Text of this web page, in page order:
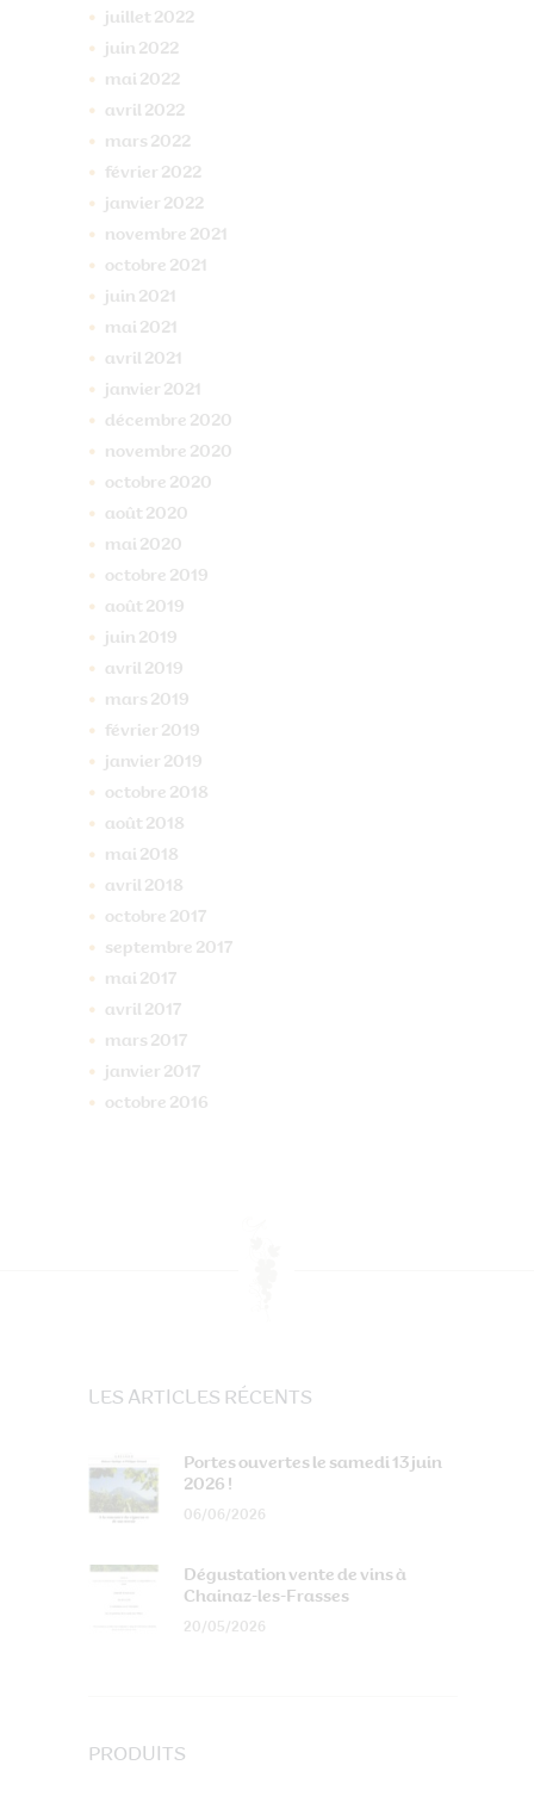
juillet 2022
juin 2022
mai 2022
avril 2022
mars 2022
février 2022
janvier 2022
novembre 2021
octobre 2021
juin 2021
mai 2021
avril 2021
janvier 2021
décembre 2020
novembre 2020
octobre 2020
août 2020
mai 2020
octobre 2019
août 2019
juin 2019
avril 2019
mars 2019
février 2019
janvier 2019
octobre 2018
août 2018
mai 2018
avril 2018
octobre 2017
septembre 2017
mai 2017
avril 2017
mars 2017
janvier 2017
octobre 2016
LES ARTICLES RÉCENTS
Portes ouvertes le samedi 13 juin
2026 !
06/06/2026
Dégustation vente de vins à
Chainaz-les-Frasses
20/05/2026
PRODUITS